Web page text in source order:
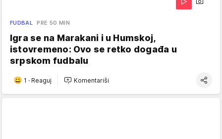
FUDBAL PRE 50 MIN
Igra se na Marakani i u Humskoj,
istovremeno: Ovo se retko događa u
srpskom fudbalu
1 · Reaguj Komentariši